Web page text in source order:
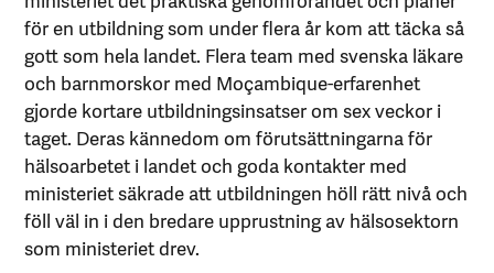
för en utbildning som under flera år kom att täcka så
gott som hela landet. Flera team med svenska läkare
och barnmorskor med Moçambique-erfarenhet
gjorde kortare utbildningsinsatser om sex veckor i
taget. Deras kännedom om förutsättningarna för
hälsoarbetet i landet och goda kontakter med
ministeriet säkrade att utbildningen höll rätt nivå och
föll väl in i den bredare upprustning av hälsosektorn
som ministeriet drev.